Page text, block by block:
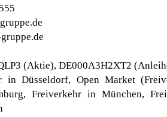
(Aktie), DE000A3H2XT2
in Düsseldorf, Open Market
Freiverkehr in München,